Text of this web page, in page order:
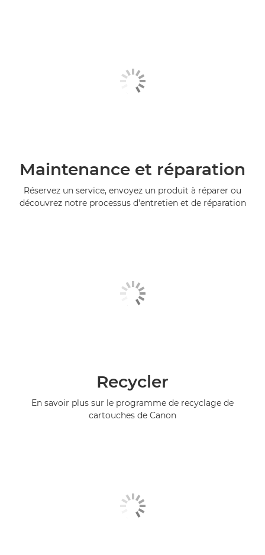
Maintenance et réparation
Réservez un service, envoyez un produit à réparer ou
découvrez notre processus d'entretien et de réparation
Recycler
En savoir plus sur le programme de recyclage de
cartouches de Canon